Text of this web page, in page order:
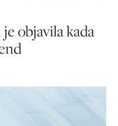
objavila kada